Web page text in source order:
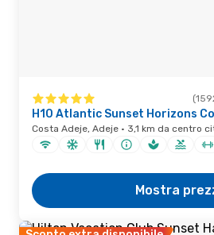
H10 Atlantic Sunset Horizons
Costa Adeje, Adeje · 3,1 km da centro
Mostra